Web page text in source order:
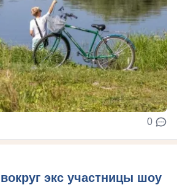
0
экс участницы шоу